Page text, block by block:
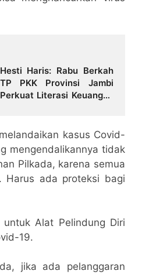
Hesti Haris: Rabu Berkah
TP PKK Provinsi Jambi
Perkuat Literasi Keuangan
kasus Covid-
mengendalikannya tidak
Pilkada, karena semua
Harus ada proteksi bagi
untuk Alat Pelindung Diri
19.
jika ada pelanggaran